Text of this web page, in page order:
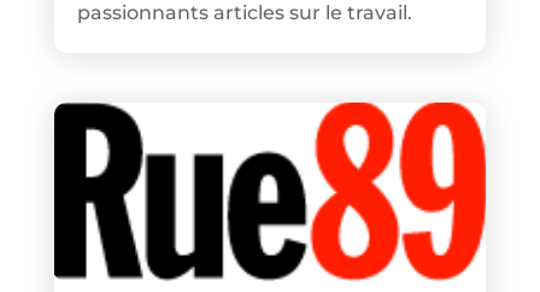
passionnants articles sur le travail.